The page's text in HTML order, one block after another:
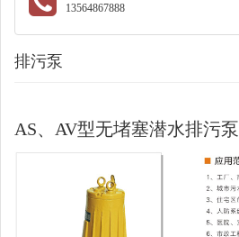
13564867888
排污泵
AS、AV型无堵塞潜水排污泵